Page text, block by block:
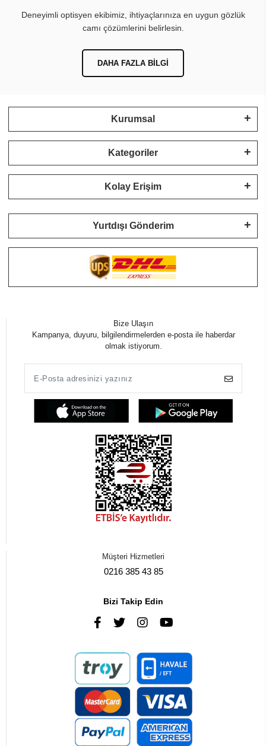
Deneyimli optisyen ekibimiz, ihtiyaçlarınıza en uygun gözlük
camı çözümlerini belirlesin.
DAHA FAZLA BILGI
Kurumsal
Kategoriler
Kolay Erişim
Yurtdışı Gönderim
Bize Ulaşın
Kampanya, duyuru, bilgilendirmelerden e-posta ile haberdar
olmak istiyorum.
Müşteri Hizmetleri
0216 385 43 85
Bizi Takip Edin